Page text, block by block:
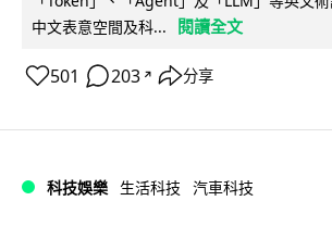
中文表意空間及科...
閱讀全文
501 203 ↗ 分享
科技娛樂 生活科技 汽車科技